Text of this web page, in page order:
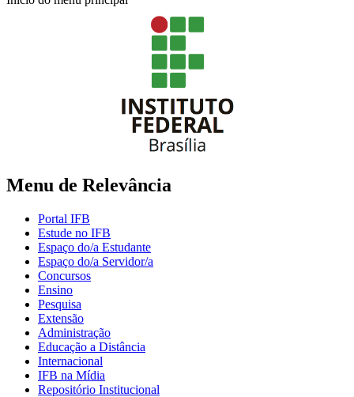
Menu de Relevância
Portal IFB
Estude no IFB
Espaço do/a Estudante
Espaço do/a Servidor/a
Concursos
Ensino
Pesquisa
Extensão
Administração
Educação a Distância
Internacional
IFB na Mídia
Repositório Institucional